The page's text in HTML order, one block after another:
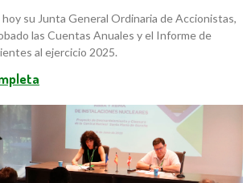
su Junta General Ordinaria de Accionistas,
las Cuentas Anuales y el Informe de
al ejercicio 2025.